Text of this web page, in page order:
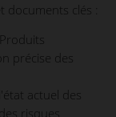
clés :
précise des
actuel des
risques